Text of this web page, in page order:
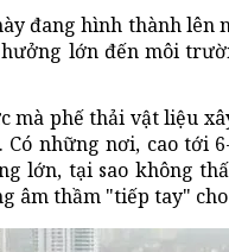
đang hình thành lên
lớn đến môi
mà phế thải vật liệu
những nơi, cao tới
lớn, tại sao không
âm thầm "tiếp tay"